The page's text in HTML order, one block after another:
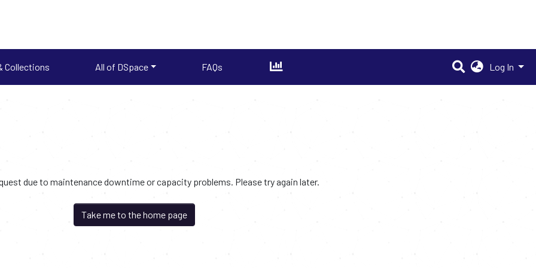
Collections All of DSpace FAQs Log In
due to maintenance downtime or capacity problems. Please try again later.
Take me to the home page